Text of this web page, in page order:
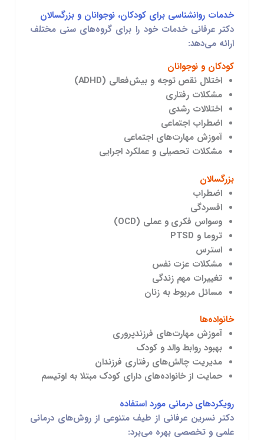
خدمات روانشناسی برای کودکان، نوجوانان و بزرگسالان
دکتر عرفانی خدمات خود را برای گروه‌های سنی مختلف
ارائه می‌دهد:
کودکان و نوجوانان
اختلال نقص توجه و بیش‌فعالی (ADHD)
مشکلات رفتاری
اختلالات رشدی
اضطراب اجتماعی
آموزش مهارت‌های اجتماعی
مشکلات تحصیلی و عملکرد اجرایی
بزرگسالان
اضطراب
افسردگی
وسواس فکری و عملی (OCD)
تروما و PTSD
استرس
مشکلات عزت نفس
تغییرات مهم زندگی
مسائل مربوط به زنان
خانواده‌ها
آموزش مهارت‌های فرزندپروری
بهبود روابط والد و کودک
مدیریت چالش‌های رفتاری فرزندان
حمایت از خانواده‌های دارای کودک مبتلا به اوتیسم
رویکردهای درمانی مورد استفاده
دکتر نسرین عرفانی از طیف متنوعی از روش‌های درمانی
علمی و تخصصی بهره می‌برد: